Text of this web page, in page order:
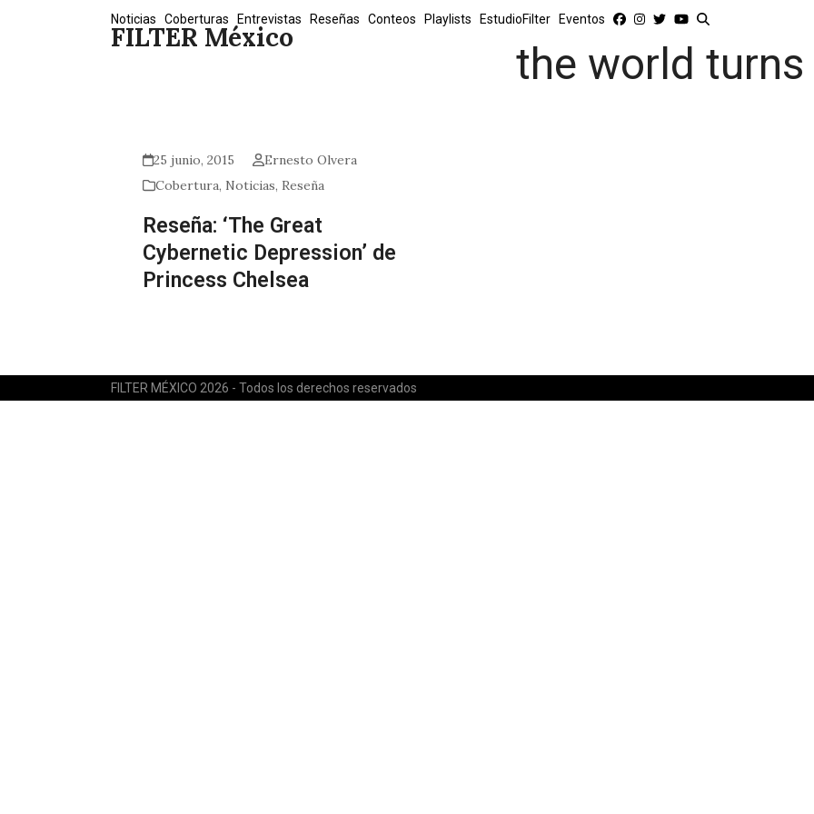
FILTER México
Noticias Coberturas Entrevistas Reseñas Conteos Playlists EstudioFilter Eventos
the world
25 junio, 2015
Ernesto Olvera
Cobertura, Noticias, Reseña
Reseña: ‘The Great
Cybernetic Depression’ de
Princess Chelsea
FILTER MÉXICO 2026 - Todos los derechos reservados